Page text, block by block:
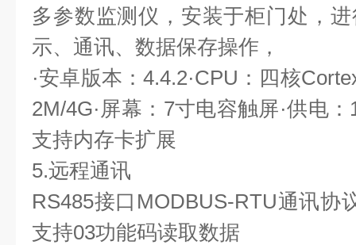
多参数监测仪，安装于柜门处，
示、通讯、数据保存操作，
·安卓版本：4.4.2·CPU：四核
2M/4G·屏幕：7寸电容触屏·供电
支持内存卡扩展
5.远程通讯
RS485接口MODBUS-RTU通讯协
支持03功能码读取数据